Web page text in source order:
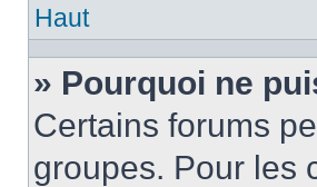
Haut
» Pourquoi ne
Certains forums
groupes. Pour les